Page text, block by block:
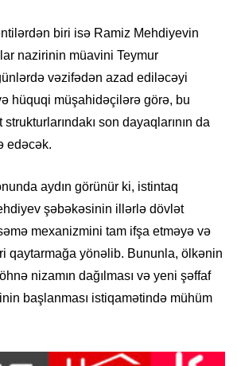
biri isə Ramiz Mehdiyevin
nazirinin müavini Teymur
vəzifədən azad ediləcəyi
hüquqi müşahidəçilərə görə, bu
son dayaqlarının da
edəcək.
aydın görünür ki, istintaq
şəbəkəsinin illərlə dövlət
mexanizmini tam ifşa etməyə və
qaytarmağa yönəlib. Bununla, ölkənin
nizamın dağılması və yeni şəffaf
başlanması istiqamətində mühüm